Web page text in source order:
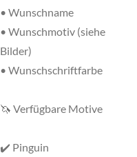
• Wunschname
• Wunschmotiv (siehe
Bilder)
• Wunschschriftfarbe
🦄 Verfügbare Motive
✔️ Pinguin